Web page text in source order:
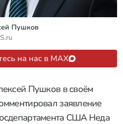
Пушков
на нас в MAX
Пушков в своём
заявление
США Неда